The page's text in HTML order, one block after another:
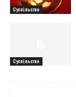
Суспільство
Суспільство